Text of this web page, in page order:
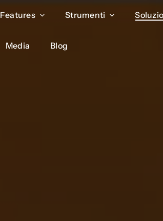
Features Strumenti
Media Blog
Features Strumenti
Media Blog